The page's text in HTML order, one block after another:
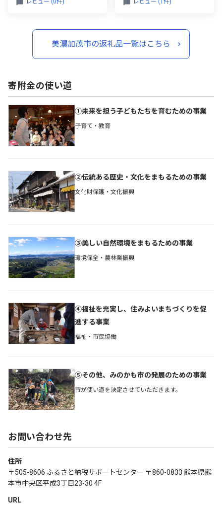
レビュー (0件) レビュー (1件)
美濃加茂市の返礼品一覧はこちら
寄附金の使い道
①未来を担う子どもたちを育むための事業
子育て・教育
②伝統ある歴史・文化をまもるための事業
文化財保護・文化振興
③美しい自然環境をまもるための事業
環境保全・農林業振興
④福祉を充実し、住みよいまちづくりを促
進する事業
福祉・市民協働
⑤その他、みのかも市の発展のための事業
市が使い道を決定させていただきます。
お問い合わせ先
住所
〒505-8606 ふるさと納税サポートセンター 〒860-0833 熊本県熊
本市中央区平成3丁目23-30 4F
URL